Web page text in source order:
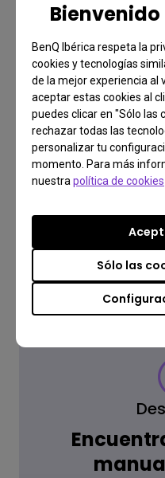
Bienvenido
BenQ Ibérica respeta la
cookies y tecnologías
de la mejor experiencia al
aceptar estas cookies al
puedes clicar en "Sólo las
rechazar todas las
personalizar tu
momento. Para más
nuestra política de cookies
Sólo las
¿Tienes